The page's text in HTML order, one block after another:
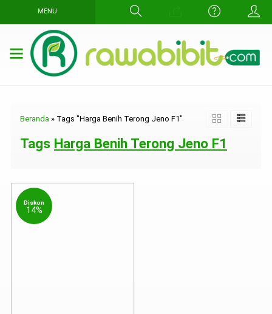
MENU
Beranda » Tags "Harga Benih Terong Jeno F1"
Tags Harga Benih Terong Jeno F1
Diskon
14%